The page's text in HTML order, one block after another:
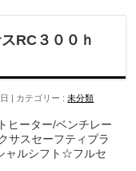
RC３００ｈ
カテゴリー :未分類
ヒーター/ベンチレー
サスセーフティプラ
ャルシフト☆フルセ